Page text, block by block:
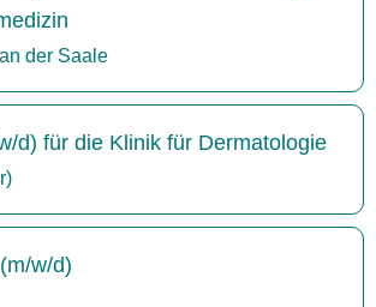
der Saale
d) für die Klinik für Dermatologie
w/d)